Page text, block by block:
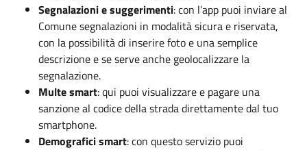
Segnalazioni e suggerimenti: con l’app puoi inviare al
Comune segnalazioni in modalità sicura e riservata,
con la possibilità di inserire foto e una semplice
descrizione e se serve anche geolocalizzare la
segnalazione.
Multe smart: qui puoi visualizzare e pagare una
sanzione al codice della strada direttamente dal tuo
smartphone.
Demografici smart: con questo servizio puoi